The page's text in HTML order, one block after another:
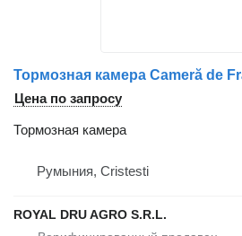
Цена по запросу
Тормозная камера
Румыния, Cristesti
ROYAL DRU AGRO S.R.L.